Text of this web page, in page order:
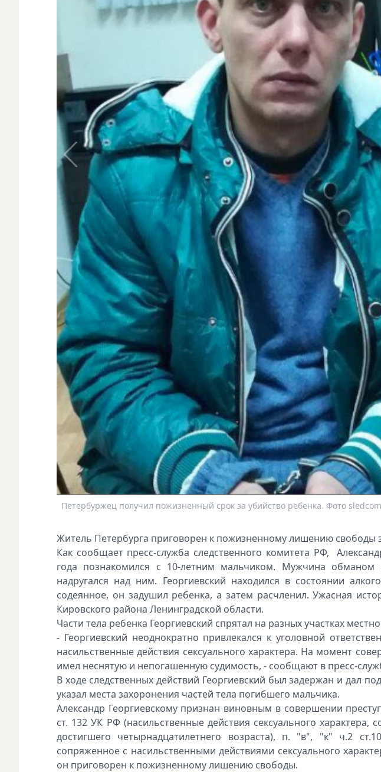
Петербуржец получил пожизненный срок за убийство ребенка. Фото
Житель Петербурга приговорен к пожизненному лишению свободы
Как сообщает пресс-служба следственного комитета РФ,
года познакомился с 10-летним мальчиком. Мужчина обманом
надругался над ним. Георгиевский находился в состоянии
содеянное, он задушил ребенка, а затем расчленил. Ужасная
Кировского района Ленинградской области.
Части тела ребенка Георгиевский спрятал на разных участках
- Георгиевский неоднократно привлекался к уголовной
насильственные действия сексуального характера. На момент
имел неснятую и непогашенную судимость, - сообщают в пресс-
В ходе следственных действий Георгиевский был задержан и дал
указал места захоронения частей тела погибшего мальчика.
Александр Георгиевскому признан виновным в совершении
ст. 132 УК РФ (насильственные действия сексуального
достигшего четырнадцатилетнего возраста), п. "в", "к" ч.2
сопряженное с насильственными действиями сексуального
он приговорен к пожизненному лишению свободы.